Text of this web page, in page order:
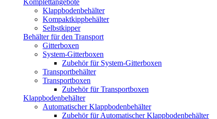
Komplettangebote
Klappbodenbehälter
Kompaktkippbehälter
Selbstkipper
Behälter für den Transport
Gitterboxen
System-Gitterboxen
Zubehör für System-Gitterboxen
Transportbehälter
Transportboxen
Zubehör für Transportboxen
Klappbodenbehälter
Automatischer Klappbodenbehälter
Zubehör für Automatischer Klappbodenbehälter